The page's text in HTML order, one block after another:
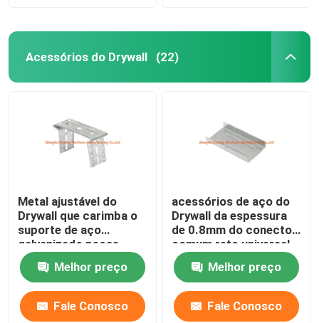
Acessórios do Drywall (22)
Metal ajustável do
Drywall que carimba o
suporte de aço
galvanizado peças
Melhor preço
Fale Conosco
acessórios de aço do
Drywall da espessura
de 0.8mm do conector
comum reto universal
do perfil
Melhor preço
Fale Conosco